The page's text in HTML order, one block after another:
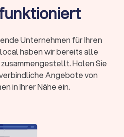
ist Pflicht, Fachberater-
Kontakt oder flexible
Kanzleien bieten 15-20
einen
Unternehmen für Ihren
haben wir bereits alle
Holen Sie
Angebote von
in Ihrer Nähe ein.